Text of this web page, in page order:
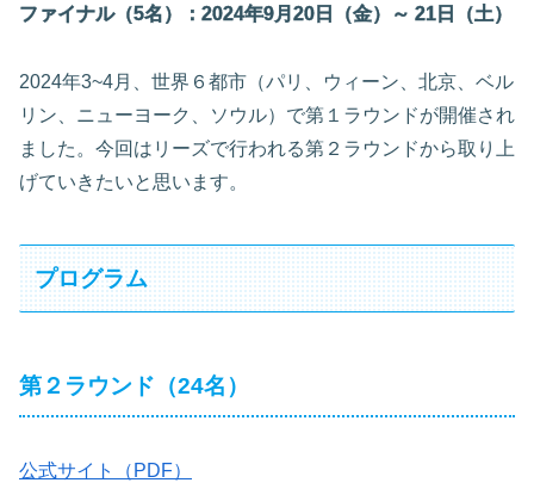
ファイナル（5名）：2024年9月20日（金）～ 21日（土）
2024年3~4月、世界６都市（パリ、ウィーン、北京、ベル
リン、ニューヨーク、ソウル）で第１ラウンドが開催され
ました。今回はリーズで行われる第２ラウンドから取り上
げていきたいと思います。
プログラム
第２ラウンド（24名）
公式サイト（PDF）